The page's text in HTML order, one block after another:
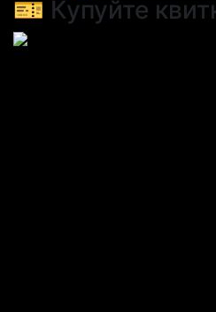
🎫 Купуйте